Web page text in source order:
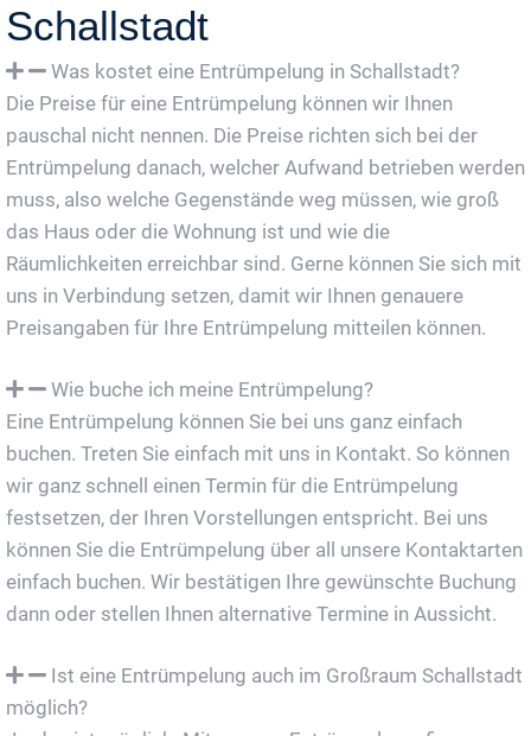
Schallstadt
Was kostet eine Entrümpelung in Schallstadt?
Die Preise für eine Entrümpelung können wir Ihnen
pauschal nicht nennen. Die Preise richten sich bei der
Entrümpelung danach, welcher Aufwand betrieben werden
muss, also welche Gegenstände weg müssen, wie groß
das Haus oder die Wohnung ist und wie die
Räumlichkeiten erreichbar sind. Gerne können Sie sich mit
uns in Verbindung setzen, damit wir Ihnen genauere
Preisangaben für Ihre Entrümpelung mitteilen können.
Wie buche ich meine Entrümpelung?
Eine Entrümpelung können Sie bei uns ganz einfach
buchen. Treten Sie einfach mit uns in Kontakt. So können
wir ganz schnell einen Termin für die Entrümpelung
festsetzen, der Ihren Vorstellungen entspricht. Bei uns
können Sie die Entrümpelung über all unsere Kontaktarten
einfach buchen. Wir bestätigen Ihre gewünschte Buchung
dann oder stellen Ihnen alternative Termine in Aussicht.
Ist eine Entrümpelung auch im Großraum Schallstadt
möglich?